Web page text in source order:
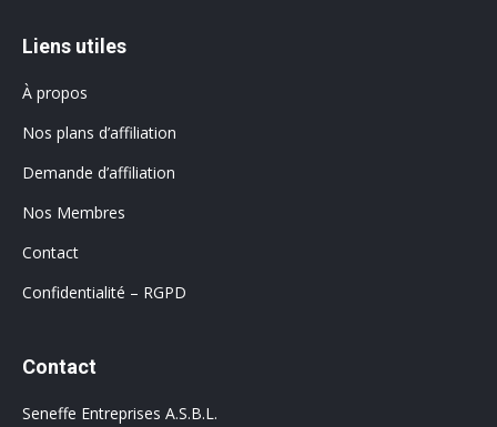
Liens utiles
À propos
Nos plans d’affiliation
Demande d’affiliation
Nos Membres
Contact
Confidentialité – RGPD
Contact
Seneffe Entreprises A.S.B.L.